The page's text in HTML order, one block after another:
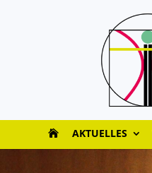
AKTUELLES